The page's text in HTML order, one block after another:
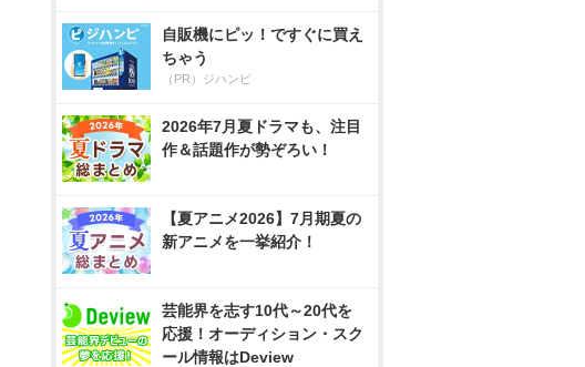
自販機にピッ！ですぐに買え
ちゃう
（PR）ジハンピ
2026年7月夏ドラマも、注目
作＆話題作が勢ぞろい！
【夏アニメ2026】7月期夏の
新アニメを一挙紹介！
芸能界を志す10代～20代を
応援！オーディション・スク
ール情報はDeview